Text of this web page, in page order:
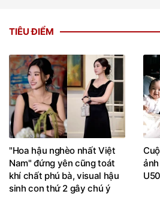
TIÊU ĐIỂM
"Hoa hậu nghèo nhất Việt
Nam" đứng yên cũng toát
khí chất phú bà, visual hậu
sinh con thứ 2 gây chú ý
U50